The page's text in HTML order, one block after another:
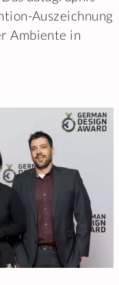
Auszeichnung
Ambiente in